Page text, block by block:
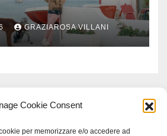
Cookie Consent
per memorizzare e/o accedere ad
GRAZIAROSA VILLANI